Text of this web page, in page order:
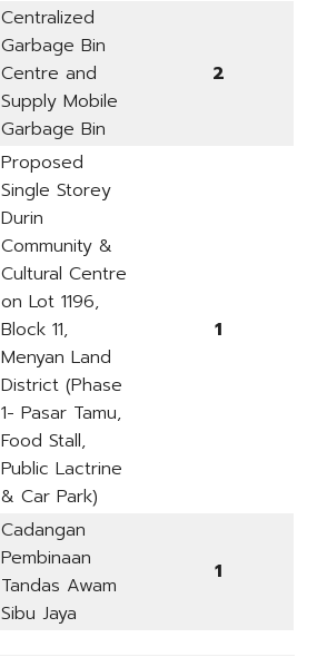
Centralized
Garbage Bin
Centre and
Supply Mobile
Garbage Bin
2
Proposed
Single Storey
Durin
Community &
Cultural Centre
on Lot 1196,
Block 11,
Menyan Land
District (Phase
1- Pasar Tamu,
Food Stall,
Public Lactrine
& Car Park)
1
Cadangan
Pembinaan
Tandas Awam
Sibu Jaya
1